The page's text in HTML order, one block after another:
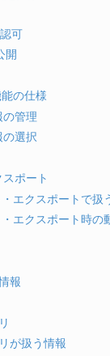
可
開
の仕様
の管理
の選択
ポート
エクスポートで扱
エクスポート時の
報
が扱う情報